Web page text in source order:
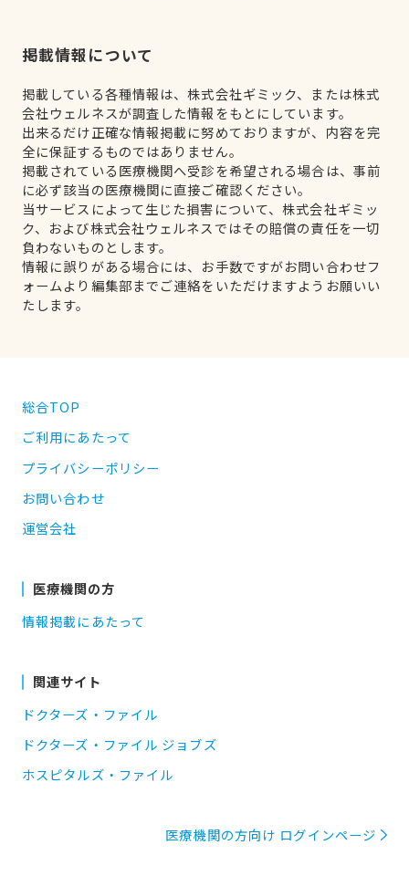
掲載情報について
掲載している各種情報は、株式会社ギミック、または株式
会社ウェルネスが調査した情報をもとにしています。
出来るだけ正確な情報掲載に努めておりますが、内容を完
全に保証するものではありません。
掲載されている医療機関へ受診を希望される場合は、事前
に必ず該当の医療機関に直接ご確認ください。
当サービスによって生じた損害について、株式会社ギミッ
ク、および株式会社ウェルネスではその賠償の責任を一切
負わないものとします。
情報に誤りがある場合には、お手数ですがお問い合わせフ
ォームより編集部までご連絡をいただけますようお願いい
たします。
総合TOP
ご利用にあたって
プライバシーポリシー
お問い合わせ
運営会社
医療機関の方
情報掲載にあたって
関連サイト
ドクターズ・ファイル
ドクターズ・ファイル ジョブズ
ホスピタルズ・ファイル
医療機関の方向け ログインページ